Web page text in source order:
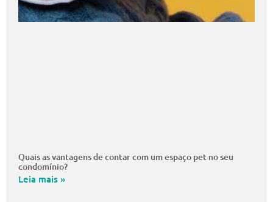
Quais as vantagens de contar com um espaço pet no seu
condomínio?
Leia mais »